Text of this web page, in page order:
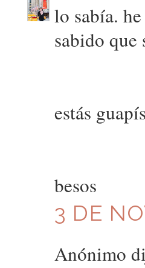
lo sabía.
sabido
estás
besos
3 DE
Anónimo